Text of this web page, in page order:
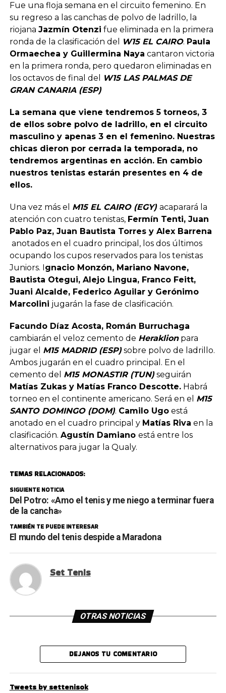
Fue una floja semana en el circuito femenino. En
su regreso a las canchas de polvo de ladrillo, la
riojana Jazmín Otenzi fue eliminada en la primera
ronda de la clasificación del
W15 EL CAIRO. Paula
Ormaechea y Guillermina Naya cantaron victoria
en la primera ronda, pero quedaron eliminadas en
los octavos de final del
W15 LAS PALMAS DE
GRAN CANARIA (ESP)
La semana que viene tendremos 5 torneos, 3
de ellos sobre polvo de ladrillo, en el circuito
masculino y apenas 3 en el femenino. Nuestras
chicas dieron por cerrada la temporada, no
tendremos argentinas en acción. En cambio
nuestros tenistas estarán presentes en 4 de
ellos.
Una vez más el M15 EL CAIRO (EGY) acaparará la
atención con cuatro tenistas, Fermín Tenti, Juan
Pablo Paz, Juan Bautista Torres y Alex Barrena
anotados en el cuadro principal, los dos últimos
ocupando los cupos reservados para los tenistas
Juniors. Ignacio Monzón, Mariano Navone,
Bautista Otegui, Alejo Lingua, Franco Feitt,
Juani Alcalde, Federico Aguilar y Gerónimo
Marcolini jugarán la fase de clasificación.
Facundo Díaz Acosta, Román Burruchaga
cambiarán el veloz cemento de Heraklionpara
jugar el M15 MADRID (ESP)sobre polvo de ladrillo.
Ambos jugarán en el cuadro principal. En el
cemento del M15 MONASTIR (TUN)seguirán
Matías Zukas y Matías Franco Descotte.Habrá
torneo en el continente americano. Será en el M15
SANTO DOMINGO (DOM). Camilo Ugoestá
anotado en el cuadro principal y Matías Riva en la
clasificación. Agustín Damiano está entre los
alternativos para jugar la Qualy.
TEMAS RELACIONADOS:
SIGUIENTE NOTICIA
Del Potro: «Amo el tenis y me niego a terminar fuera
de la cancha»
TAMBIÉN TE PUEDE INTERESAR
El mundo del tenis despide a Maradona
Set Tenis
OTRAS NOTICIAS
DEJANOS TU COMENTARIO
Tweets by settenisok